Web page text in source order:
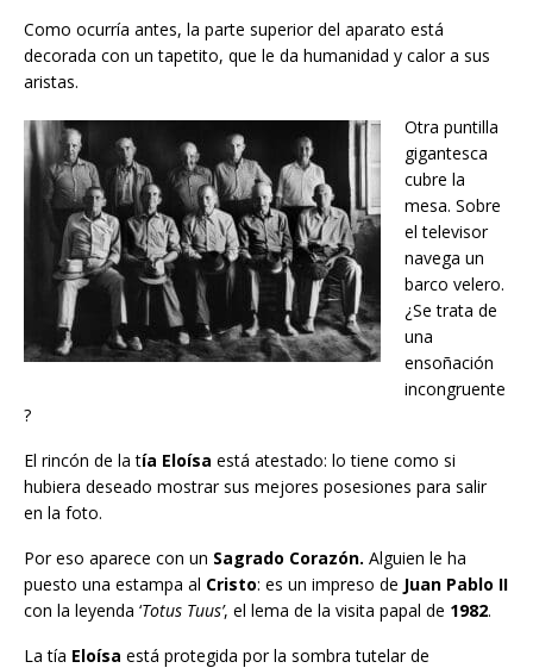
Como ocurría antes, la parte superior del aparato está
decorada con un tapetito, que le da humanidad y calor a sus
aristas.
Otra puntilla
gigantesca
cubre la
mesa. Sobre
el televisor
navega un
barco velero.
¿Se trata de
una
ensoñación
incongruente
?
El rincón de la tía Eloísa está atestado: lo tiene como si
hubiera deseado mostrar sus mejores posesiones para salir
en la foto.
Por eso aparece con un Sagrado Corazón. Alguien le ha
puesto una estampa al Cristo: es un impreso de Juan Pablo II
con la leyenda ‘Totus Tuus’, el lema de la visita papal de 1982.
La tía Eloísa está protegida por la sombra tutelar de